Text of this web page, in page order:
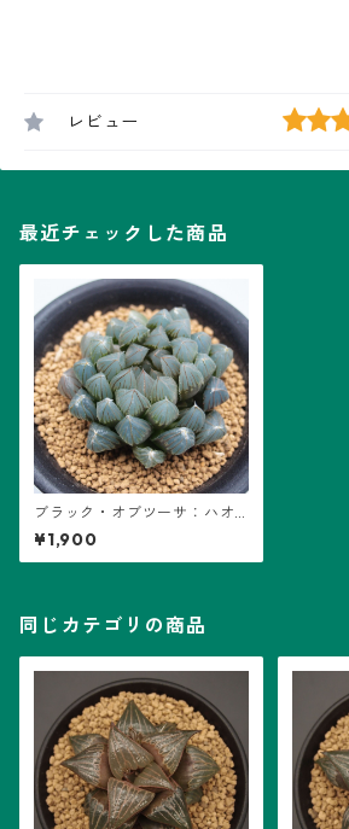
レビュー
最近チェックした商品
ブラック・オブツーサ：ハオ
ルチア属 (B01)
¥1,900
同じカテゴリの商品